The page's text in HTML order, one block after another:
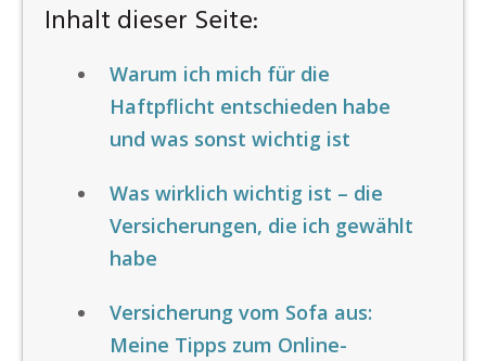
Inhalt dieser Seite:
Warum ich mich für die
Haftpflicht entschieden habe
und was sonst wichtig ist
Was wirklich wichtig ist – die
Versicherungen, die ich gewählt
habe
Versicherung vom Sofa aus:
Meine Tipps zum Online-